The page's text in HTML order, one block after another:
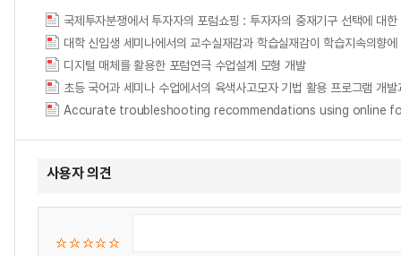
국제투자분쟁에서 투자자의 포럼쇼핑 : 투자자의 중재기구 선택에 대한
대학 신입생 세미나에서의 교수실재감과 학습실재감이 학습지
디지털 매체를 활용한 포럼연극 수업설계 모형 개발
Accurate troubleshooting recommendations using online
사용자 의견